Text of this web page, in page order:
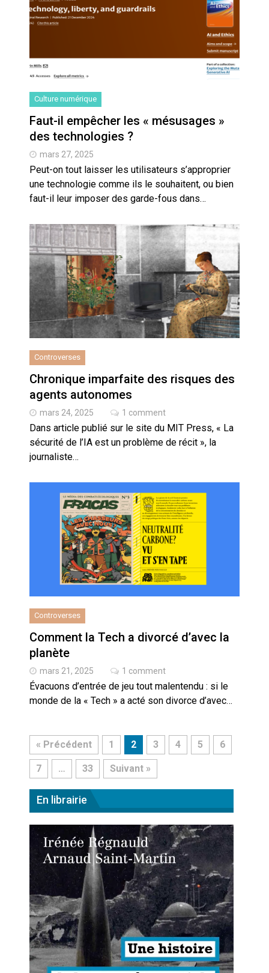
Culture numérique
Faut-il empêcher les « mésusages »
des technologies ?
mars 27, 2025
Peut-on tout laisser les utilisateurs s’approprier
une technologie comme ils le souhaitent, ou bien
faut-il leur imposer des garde-fous dans…
Controverses
Chronique imparfaite des risques des
agents autonomes
mars 24, 2025 1 comment
Dans article publié sur le site du MIT Press, « La
sécurité de l’IA est un problème de récit », la
journaliste…
Controverses
Comment la Tech a divorcé d’avec la
planète
mars 21, 2025 1 comment
Évacuons d’entrée de jeu tout malentendu : si le
monde de la « Tech » a acté son divorce d’avec…
« Précédent 1 2 3 4 5 6
7 … 33 Suivant »
En librairie